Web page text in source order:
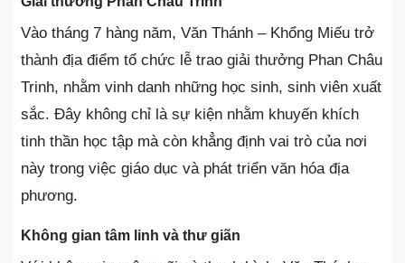
Vào tháng 7 hàng năm, Văn Thánh – Khổng Miếu trở
thành địa điểm tổ chức lễ trao giải thưởng Phan Châu
Trinh, nhằm vinh danh những học sinh, sinh viên xuất
sắc. Đây không chỉ là sự kiện nhằm khuyến khích
tinh thần học tập mà còn khẳng định vai trò của nơi
này trong việc giáo dục và phát triển văn hóa địa
phương.
Không gian tâm linh và thư giãn